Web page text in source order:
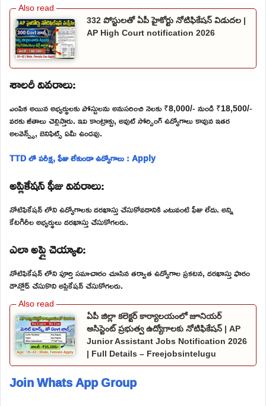
332 పోస్టులతో ఏపీ హైకోర్టు నోటిఫికేషన్ విడుదల |
AP High Court notification 2026
శాలరీ వివరాలు:
ఎంపిక అయిన అభ్యర్థులకు పోస్టులను అనుసరించి నెలకు ₹8,000/- నుండి ₹18,500/-
వరకు జీతాలు చెల్లిస్తారు. ఇవి కాంట్రాక్టు, అవుట్ సోర్సింగ్ ఉద్యోగాలు కావున ఇతర
అలవెన్స్స్, బెనిఫిట్స్ ఏమీ ఉండవు.
TTD లో పరీక్ష, ఫీజు లేకుండా ఉద్యోగాలు : Apply
అప్లికేషన్ ఫీజు వివరాలు:
నోటిఫికేషన్ లోని ఉద్యోగాలకు దరఖాస్తు చేసుకోవడానికి ఎటువంటి ఫీజు లేదు. అన్ని
కేటగిరీల అభ్యర్థులు దరఖాస్తు చేసుకోగలరు.
ఎలా అప్లై చెయ్యాలి:
నోటిఫికేషన్ లోని పూర్తి సమాచారం చూసిన తర్వాత ఉద్యోగాల ప్రకటన, దరఖాస్తు ఫారం
డౌన్లోడ్ చేసుకొని అప్లికేషన్ చేసుకోగలరు.
ఏపీ జిల్లా కలెక్టర్ కార్యాలయంలో జూనియర్
అసిస్టెంట్ ప్రభుత్వ ఉద్యోగాలకు నోటిఫికేషన్ | AP
Junior Assistant Jobs Notification 2026
| Full Details – Freejobsintelugu
Join Whats App Group